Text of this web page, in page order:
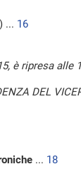
... 16
è ripresa alle
DEL
... 18